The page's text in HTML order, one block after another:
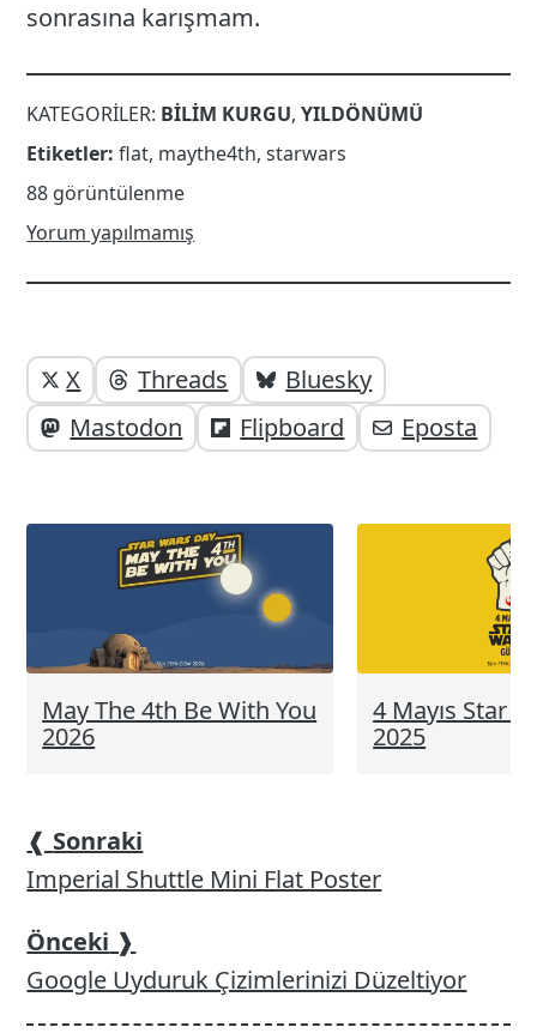
sonrasına karışmam.
KATEGORILER: BILIM KURGU,YILDÖNÜMÜ
Etiketler: flat, maythe4th,starwars
88 görüntülenme
Yorum yapılmamış
Yazı
altı
elemanları
Yazıyı
paylaşabilirsiniz;
X Threads
Bluesky
Mastodon
Flipboard Eposta
May The 4th Be With You
2026
4 Mayıs Star
2025
❰ Sonraki
Imperial Shuttle Mini Flat Poster
Önceki ❱
Google Uyduruk Çizimlerinizi Düzeltiyor